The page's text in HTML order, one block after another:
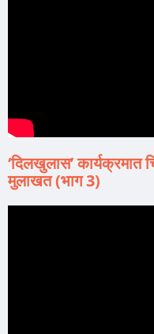
‘दिलखुलास’ कार्यक्रमात
मुलाखत (भाग 3)